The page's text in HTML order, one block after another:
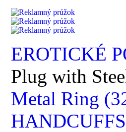
EROTICKÉ
Plug with
Metal Ring
HANDCUFFS